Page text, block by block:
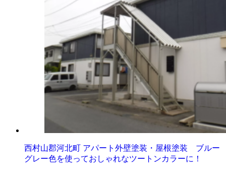
西村山郡河北町 アパート外壁塗装・屋根塗装 ブルー
グレー色を使っておしゃれなツートンカラーに！